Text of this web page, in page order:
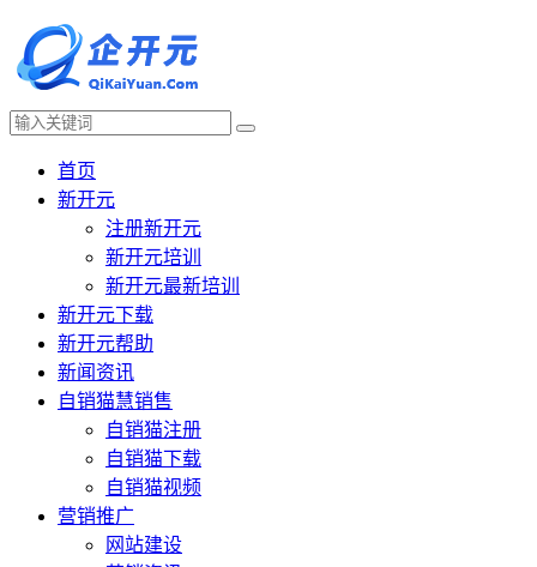
首页
新开元
注册新开元
新开元培训
新开元最新培训
新开元下载
新开元帮助
新闻资讯
自销猫慧销售
自销猫注册
自销猫下载
自销猫视频
营销推广
网站建设